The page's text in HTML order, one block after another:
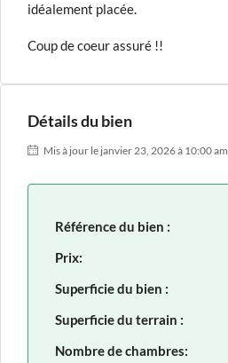
idéalement placée.
Coup de coeur assuré !!
Détails du bien
Mis à jour le janvier 23, 2026 à 10:00 am
Référence du bien :
Prix:
Superficie du bien :
Superficie du terrain :
Nombre de chambres: